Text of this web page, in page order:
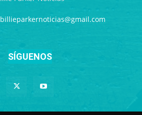
billieparkernoticias@gmail.com
SÍGUENOS